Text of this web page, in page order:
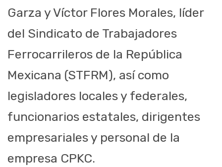
Garza y Víctor Flores Morales, líder
del Sindicato de Trabajadores
Ferrocarrileros de la República
Mexicana (STFRM), así como
legisladores locales y federales,
funcionarios estatales, dirigentes
empresariales y personal de la
empresa CPKC.